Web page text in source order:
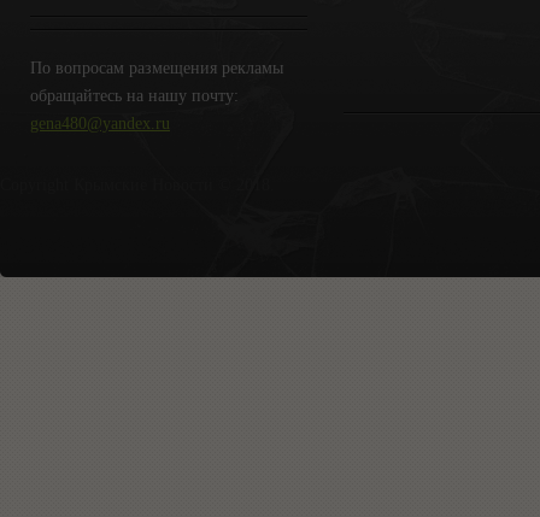
По вопросам размещения рекламы
обращайтесь на нашу почту:
gena480@yandex.ru